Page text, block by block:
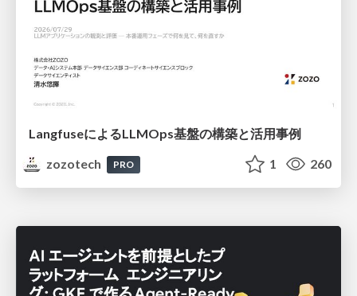
LangfuseによるLLMOps基盤の構築と活用事例
zozotech
PRO 1 260